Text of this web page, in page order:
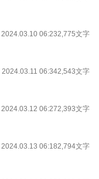
2024.03.10 06:232,775文字
2024.03.11 06:342,543文字
2024.03.12 06:272,393文字
2024.03.13 06:182,794文字